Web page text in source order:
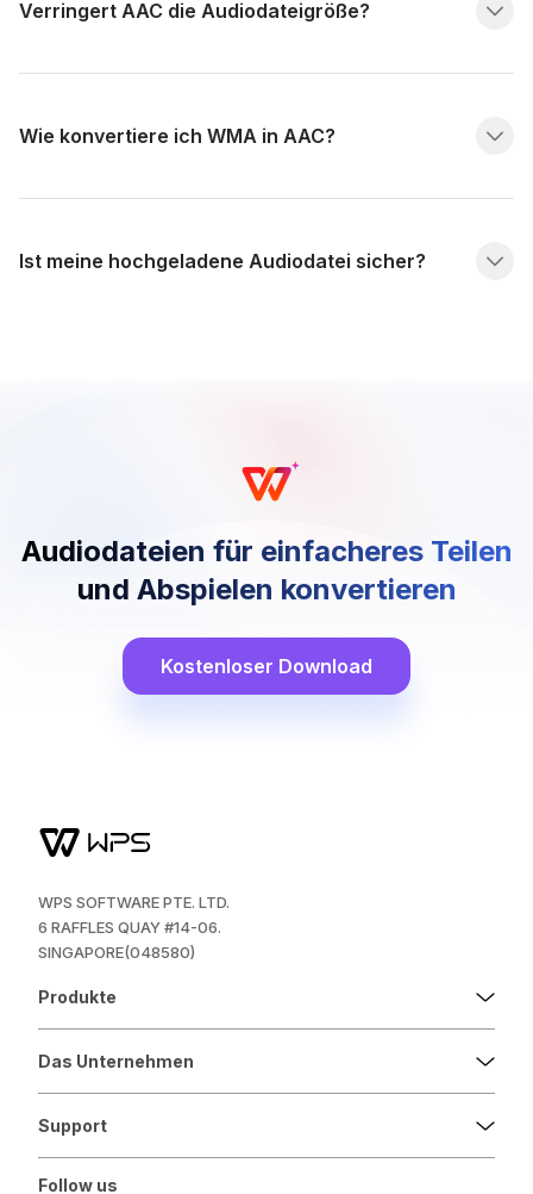
Verringert AAC die Audiodateigröße?
Wie konvertiere ich WMA in AAC?
Ist meine hochgeladene Audiodatei sicher?
Audiodateien für einfacheres Teilen
und Abspielen konvertieren
Kostenloser Download
WPS SOFTWARE PTE. LTD.
6 RAFFLES QUAY #14-06.
SINGAPORE(048580)
Produkte
Das Unternehmen
Support
Follow us